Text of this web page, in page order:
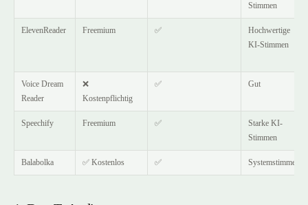
Stimmen
ElevenReader Freemium ✅
Hochwertige
KI-Stimmen
Voice Dream
Reader
❌
Kostenpflichtig
✅ Gut
Speechify Freemium ✅
Starke KI-
Stimmen
Balabolka ✅ Kostenlos ✅ Systemstimmen